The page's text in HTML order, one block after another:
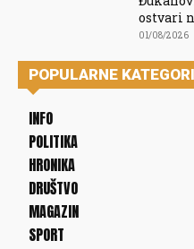
ostvari
01/08/2026
POPULARNE
INFO
POLITIKA
HRONIKA
DRUŠTVO
MAGAZIN
SPORT